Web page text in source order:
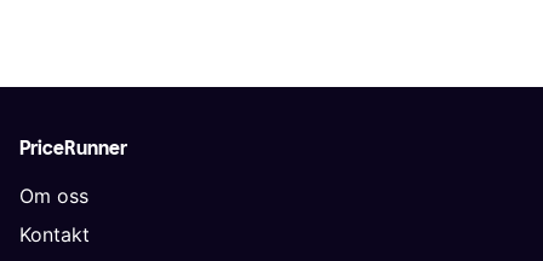
PriceRunner
Om oss
Kontakt